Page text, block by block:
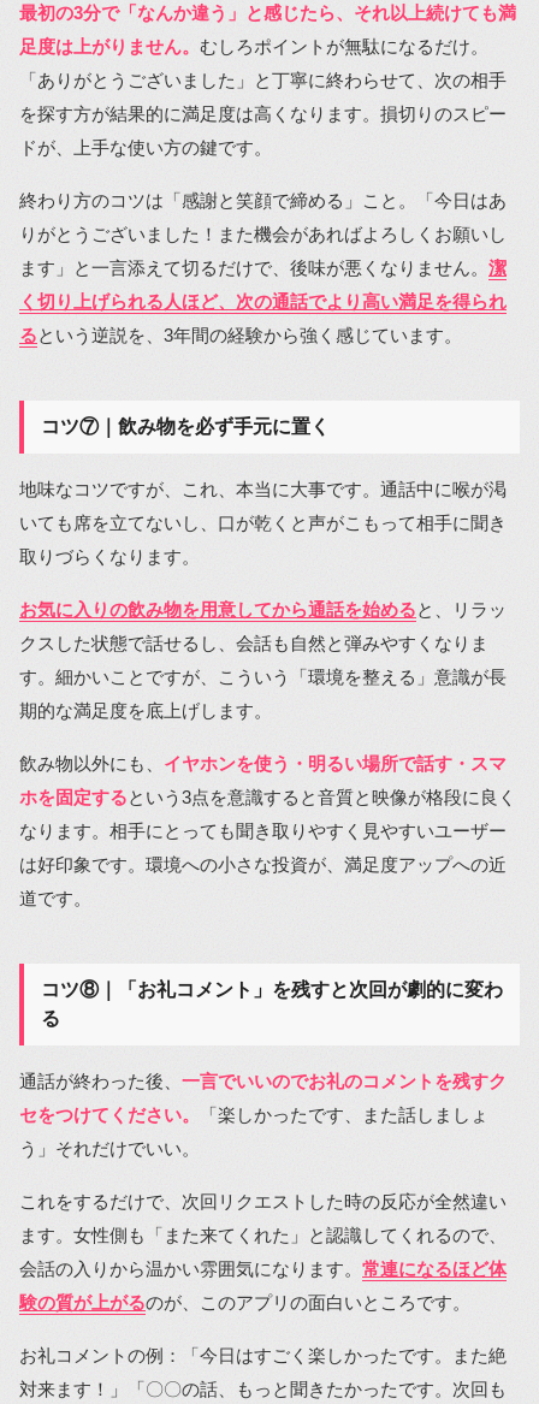
最初の3分で「なんか違う」と感じたら、それ以上続けても満
足度は上がりません。 むしろポイントが無駄になるだけ。
「ありがとうございました」と丁寧に終わらせて、次の相手
を探す方が結果的に満足度は高くなります。損切りのスピー
ドが、上手な使い方の鍵です。
終わり方のコツは「感謝と笑顔で締める」こと。「今日はあ
りがとうございました！また機会があればよろしくお願いし
ます」と一言添えて切るだけで、後味が悪くなりません。 潔
く切り上げられる人ほど、次の通話でより高い満足を得られ
るという逆説を、3年間の経験から強く感じています。
コツ⑦｜飲み物を必ず手元に置く
地味なコツですが、これ、本当に大事です。通話中に喉が渇
いても席を立てないし、口が乾くと声がこもって相手に聞き
取りづらくなります。
お気に入りの飲み物を用意してから通話を始めると、リラッ
クスした状態で話せるし、会話も自然と弾みやすくなりま
す。細かいことですが、こういう「環境を整える」意識が長
期的な満足度を底上げします。
飲み物以外にも、 イヤホンを使う・明るい場所で話す・スマ
ホを固定するという3点を意識すると音質と映像が格段に良く
なります。相手にとっても聞き取りやすく見やすいユーザー
は好印象です。環境への小さな投資が、満足度アップへの近
道です。
コツ⑧｜「お礼コメント」を残すと次回が劇的に変わ
る
通話が終わった後、 一言でいいのでお礼のコメントを残すク
セをつけてください。
「楽しかったです、また話しましょ
う」それだけでいい。
これをするだけで、次回リクエストした時の反応が全然違い
ます。女性側も「また来てくれた」と認識してくれるので、
会話の入りから温かい雰囲気になります。 常連になるほど体
験の質が上がるのが、このアプリの面白いところです。
お礼コメントの例：「今日はすごく楽しかったです。また絶
対来ます！」「〇〇の話、もっと聞きたかったです。次回も